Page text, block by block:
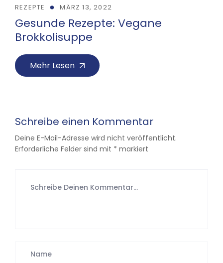
REZEPTE MÄRZ 13, 2022
Gesunde Rezepte: Vegane
Brokkolisuppe
Mehr Lesen
Schreibe einen Kommentar
Deine E-Mail-Adresse wird nicht veröffentlicht.
Erforderliche Felder sind mit * markiert